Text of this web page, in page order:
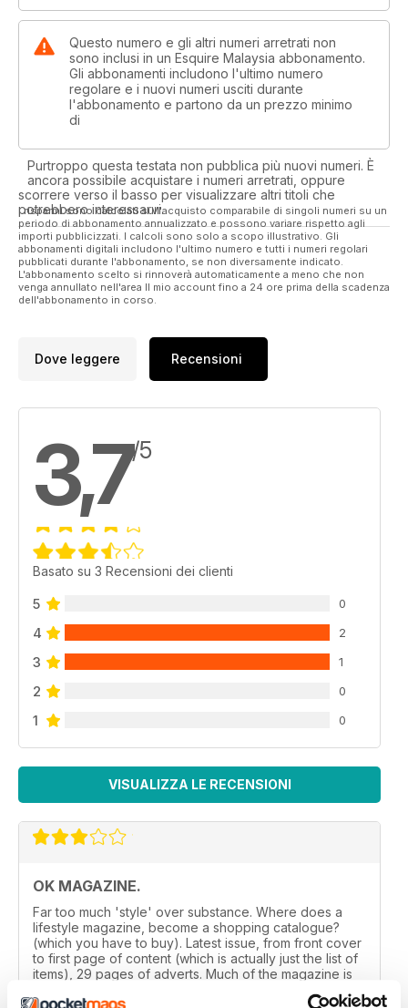
Questo numero e gli altri numeri arretrati non
sono inclusi in un Esquire Malaysia abbonamento.
Gli abbonamenti includono l'ultimo numero
regolare e i nuovi numeri usciti durante
l'abbonamento e partono da un prezzo minimo
di
Purtroppo questa testata non pubblica più nuovi numeri. È
ancora possibile acquistare i numeri arretrati, oppure
scorrere verso il basso per visualizzare altri titoli che
potrebbero interessarvi.
I risparmi sono calcolati sull'acquisto comparabile di singoli numeri su un
periodo di abbonamento annualizzato e possono variare rispetto agli
importi pubblicizzati. I calcoli sono solo a scopo illustrativo. Gli
abbonamenti digitali includono l'ultimo numero e tutti i numeri regolari
pubblicati durante l'abbonamento, se non diversamente indicato.
L'abbonamento scelto si rinnoverà automaticamente a meno che non
venga annullato nell'area Il mio account fino a 24 ore prima della scadenza
dell'abbonamento in corso.
Dove leggere Recensioni
3,7/5
Basato su 3 Recensioni dei clienti
5 0
4 2
3 1
2 0
1 0
VISUALIZZA LE RECENSIONI
OK MAGAZINE.
Far too much 'style' over substance. Where does a
lifestyle magazine, become a shopping catalogue?
(which you have to buy). Latest issue, from front cover
to first page of content (which is actually just the list of
items), 29 pages of adverts. Much of the magazine is
balances needs reviewed.